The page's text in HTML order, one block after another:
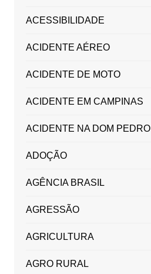
ACESSIBILIDADE
ACIDENTE AÉREO
ACIDENTE DE MOTO
ACIDENTE EM CAMPINAS
ACIDENTE NA DOM PEDRO
ADOÇÃO
AGÊNCIA BRASIL
AGRESSÃO
AGRICULTURA
AGRO RURAL